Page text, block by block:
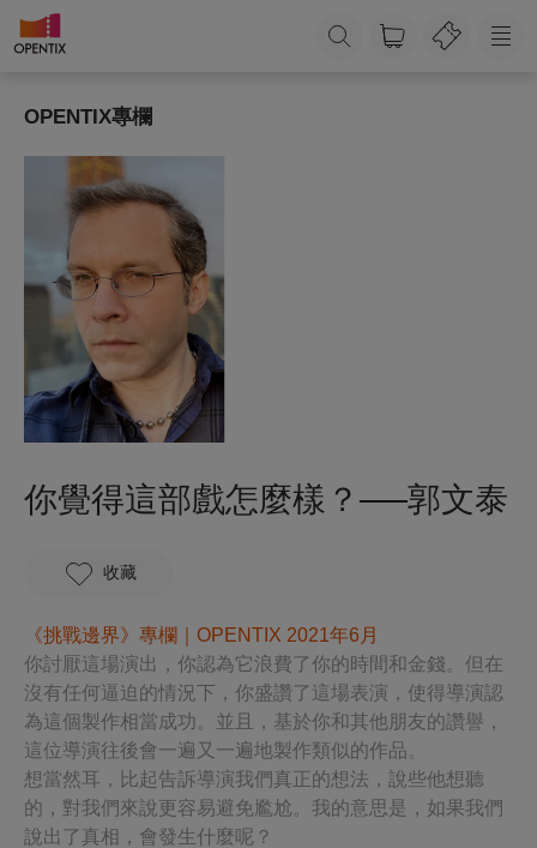
OPENTIX專欄
你覺得這部戲怎麼樣？──郭文泰
收藏
《挑戰邊界》專欄｜OPENTIX 2021年6月
你討厭這場演出，你認為它浪費了你的時間和金錢。但在
沒有任何逼迫的情況下，你盛讚了這場表演，使得導演認
為這個製作相當成功。並且，基於你和其他朋友的讚譽，
這位導演往後會一遍又一遍地製作類似的作品。
想當然耳，比起告訴導演我們真正的想法，說些他想聽
的，對我們來說更容易避免尷尬。我的意思是，如果我們
說出了真相，會發生什麼呢？